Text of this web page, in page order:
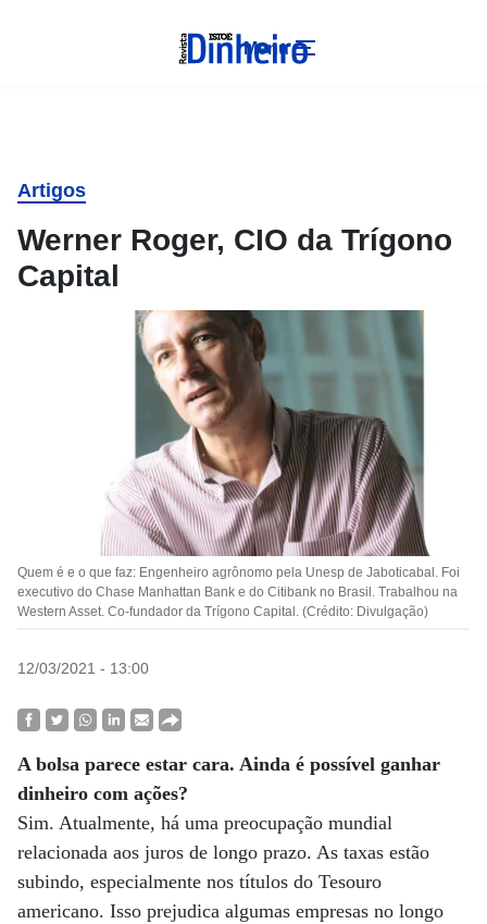
Menu
Artigos
Werner Roger, CIO da Trígono
Capital
Quem é e o que faz: Engenheiro agrônomo pela Unesp de Jaboticabal. Foi
executivo do Chase Manhattan Bank e do Citibank no Brasil. Trabalhou na
Western Asset. Co-fundador da Trígono Capital. (Crédito: Divulgação)
12/03/2021 - 13:00
A bolsa parece estar cara. Ainda é possível ganhar
dinheiro com ações?
Sim. Atualmente, há uma preocupação mundial
relacionada aos juros de longo prazo. As taxas estão
subindo, especialmente nos títulos do Tesouro
americano. Isso prejudica algumas empresas no longo